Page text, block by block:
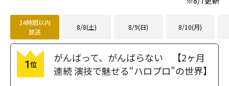
24時間以内
放送
8/8(土) 8/9(日) 8/10(月)
1位
がんばって、がんばらない 【2ヶ月
連続 演技で魅せる“ハロプロ”の世界】